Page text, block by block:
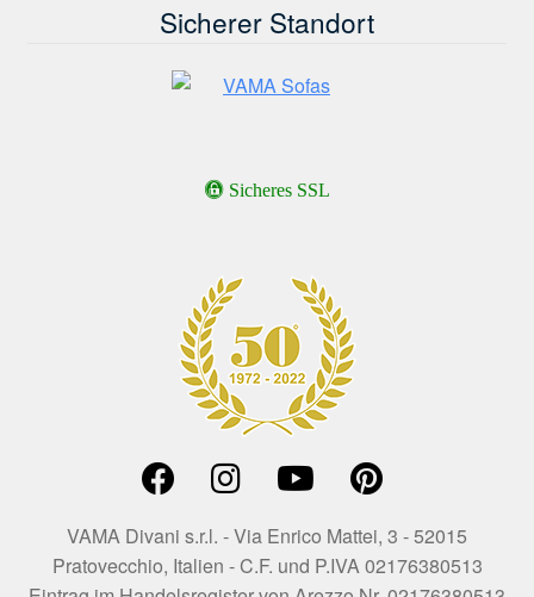
Sicherer Standort
Sicheres SSL
VAMA Divani s.r.l. - Via Enrico Mattei, 3 - 52015
Pratovecchio, Italien - C.F. und P.IVA 02176380513